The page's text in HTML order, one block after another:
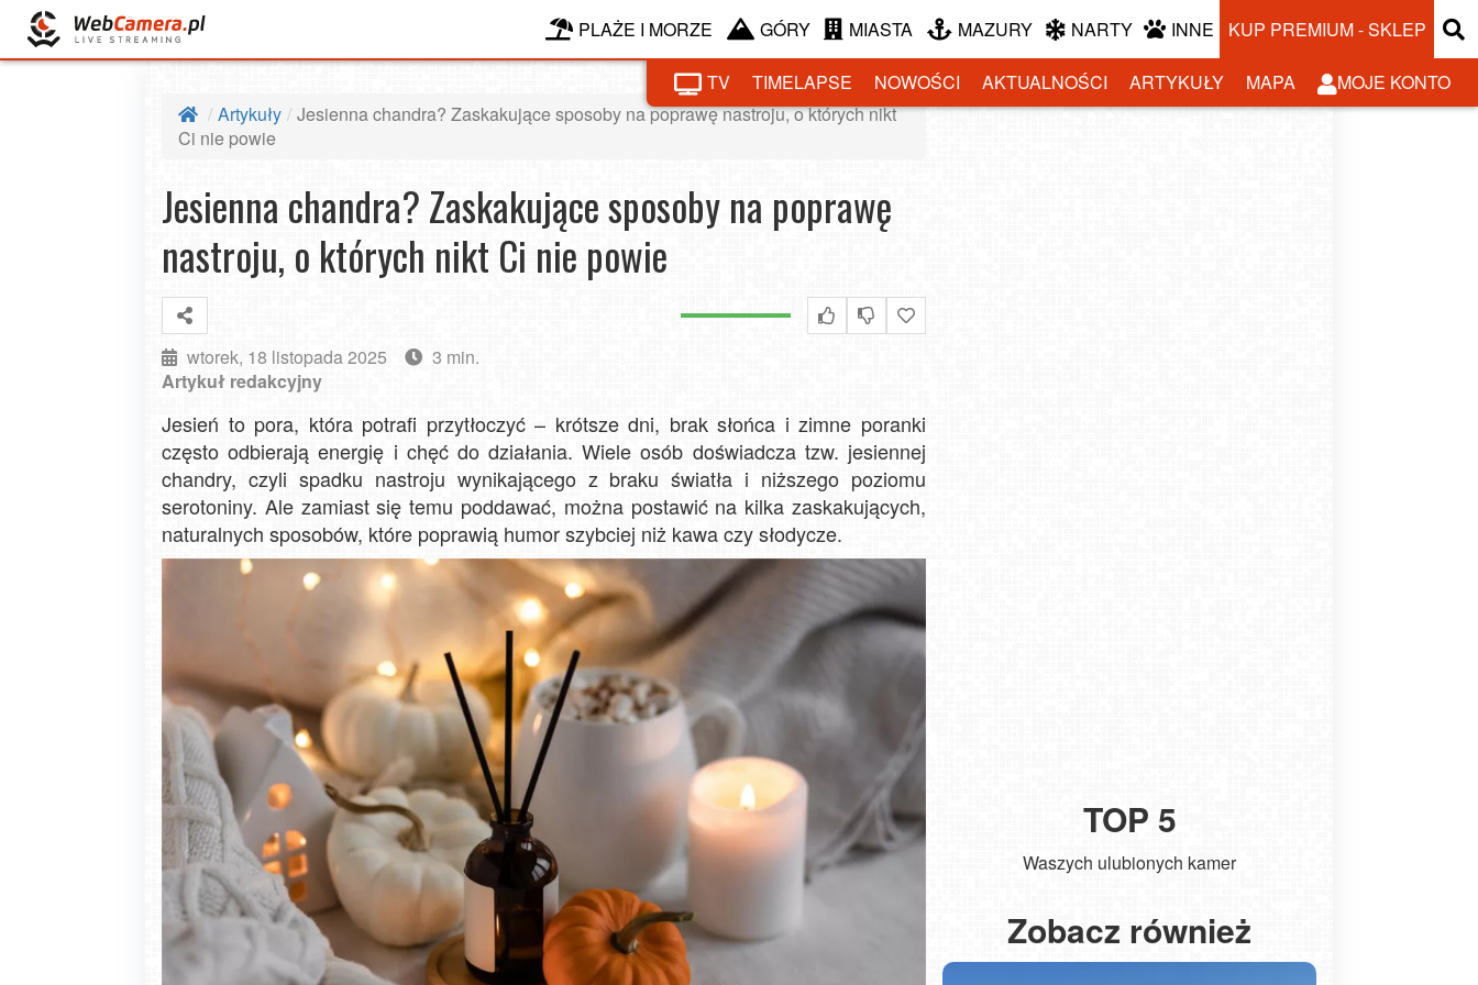
PLAŻE I MORZE GÓRY MIASTA MAZURY NARTY INNE KUP PREMIUM - SKLEP
TV TIMELAPSE NOWOŚCI AKTUALNOŚCI ARTYKUŁY MAPA
MOJE KONTO
Artykuły
Jesienna chandra? Zaskakujące sposoby na poprawę nastroju, o których nikt
Ci nie powie
Jesienna chandra? Zaskakujące sposoby na poprawę
nastroju, o których nikt Ci nie powie
wtorek, 18 listopada 2025
3 min.
Artykuł redakcyjny
Jesień to pora, która potrafi przytłoczyć – krótsze dni, brak słońca i zimne poranki
często odbierają energię i chęć do działania. Wiele osób doświadcza tzw. jesiennej
chandry, czyli spadku nastroju wynikającego z braku światła i niższego poziomu
serotoniny. Ale zamiast się temu poddawać, można postawić na kilka zaskakujących,
naturalnych sposobów, które poprawią humor szybciej niż kawa czy słodycze.
TOP 5
Waszych ulubionych kamer
Zakopane - widok na deptak Krupówki NOWOŚĆ Władysławowo - widok na plażę - NOWOŚĆ Kołobrzeg - widok na molo
Zobacz również